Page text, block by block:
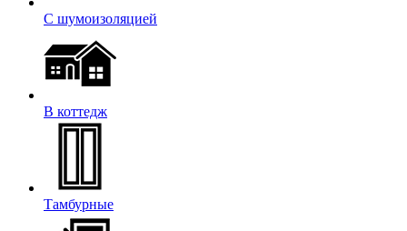
С шумоизоляцией
В коттедж
Тамбурные